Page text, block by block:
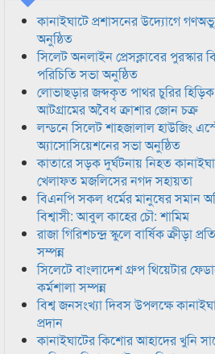
কানাইঘাটে প্রশাসনের উদ্যোগে
অনুষ্ঠিত
সিলেট অনলাইন প্রেসক্লাবের
পরিচিতি সভা অনুষ্ঠিত
লোভাছড়ার জব্দকৃত পাথর চুরির
আটগ্রামের অবৈধ ক্রাশার জোন চক্র
লন্ডনে সিলেট শাহজালাল হাউজিং
অ্যাসোসিয়েশনের সভা অনুষ্ঠিত
কাতারে সড়ক দুর্ঘটনায় নিহত
খেলাফত মজলিসের নগদ সহায়তা
বিএনপি সকল ধর্মের মানুষের সমান
বিশ্বাসী: আবুল কাহের চৌ: শামিম
রাজা গিরিশচন্দ্র স্কুলে বার্ষিক ক্রীড়া
সম্পন্ন
সিলেটে বাংলাদেশ গ্রুপ থিয়েটার
কর্মশালা সম্পন্ন
বিশ্ব জনসংখ্যা দিবস উপলক্ষে
প্রদান
কানাইঘাটের কিশোর আহাদের খুনি